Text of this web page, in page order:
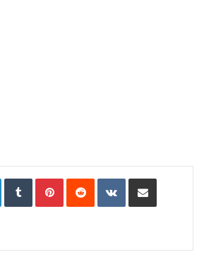
LinkedInTumblrPinterestReddit VKontakteCompartir por correo